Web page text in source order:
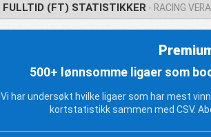
FULLTID (FT) STATISTIKKER - RACING
500+ lønnsomme ligaer som
Vi har undersøkt hvilke ligaer som har mest
kortstatistikk sammen med CSV.